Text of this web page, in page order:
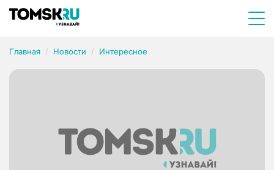
Главная Новости Интересное